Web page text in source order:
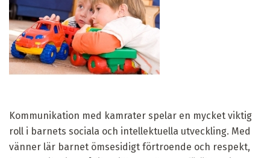
Kommunikation med kamrater spelar en mycket viktig
roll i barnets sociala och intellektuella utveckling. Med
vänner lär barnet ömsesidigt förtroende och respekt,